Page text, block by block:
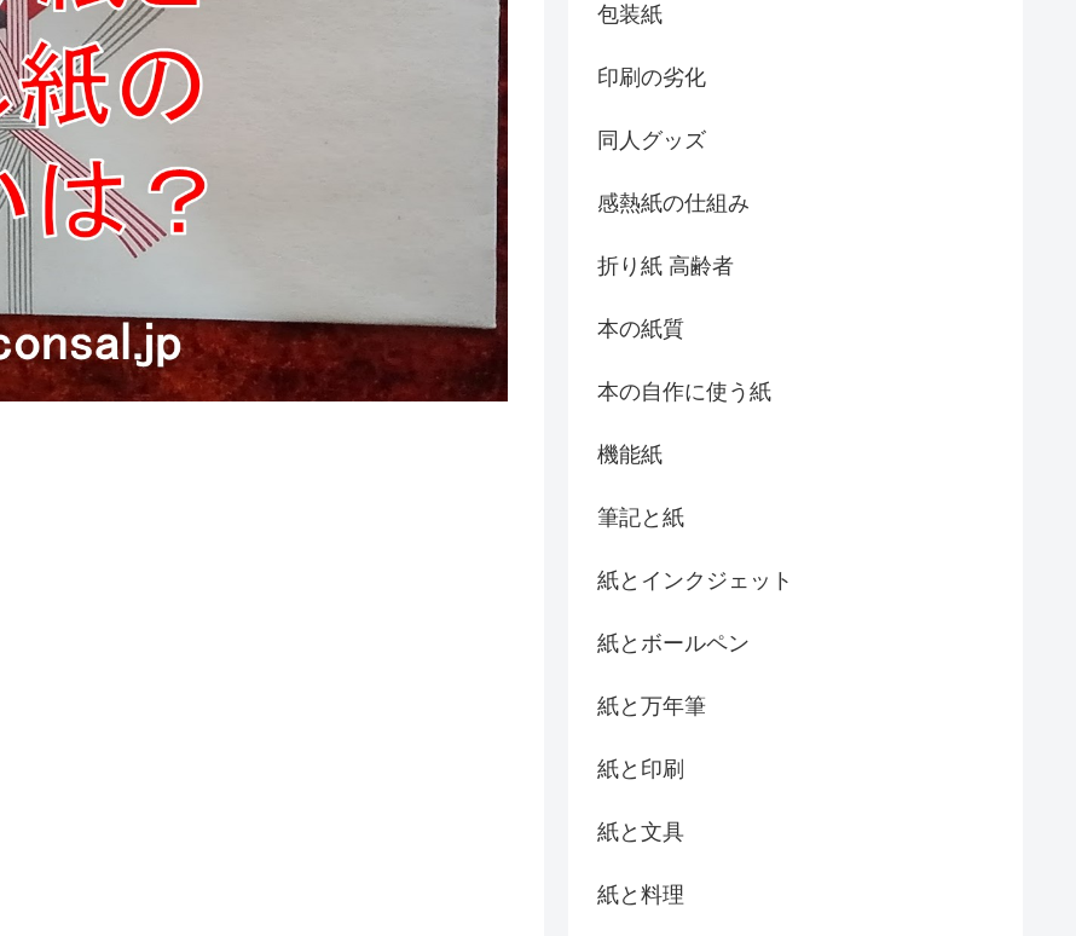
包装紙
印刷の劣化
同人グッズ
感熱紙の仕組み
折り紙 高齢者
本の紙質
本の自作に使う紙
機能紙
筆記と紙
紙とインクジェット
紙とボールペン
紙と万年筆
紙と印刷
紙と文具
紙と料理